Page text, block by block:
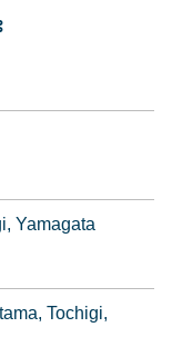
Yamagata
Tochigi